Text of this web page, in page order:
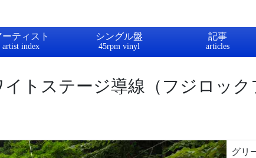
ーティスト シングル盤 記事
トステージ導線（フジロック
グリ